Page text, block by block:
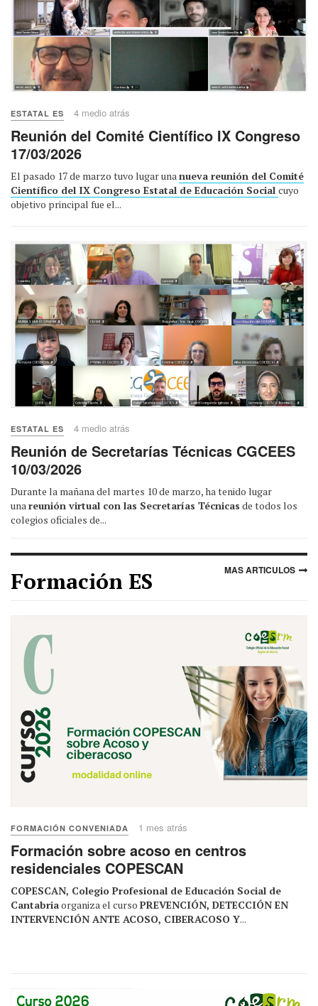
ESTATAL ES 4 medio atrás
Reunión del Comité Científico IX Congreso
17/03/2026
El pasado 17 de marzo tuvo lugar unanueva reunión del Comité
Científico del IX Congreso Estatal de Educación Social cuyo
objetivo principal fue el...
ESTATAL ES 4 medio atrás
Reunión de Secretarías Técnicas CGCEES
10/03/2026
Durante la mañana del martes 10 de marzo, ha tenido lugar
unareunión virtual con las Secretarías Técnicas de todos los
colegios oficiales de...
Formación ES MAS ARTICULOS
FORMACIÓN CONVENIADA 1 mes atrás
Formación sobre acoso en centros
residenciales COPESCAN
COPESCAN, Colegio Profesional de Educación Social de
Cantabriaorganiza el curso PREVENCIÓN, DETECCIÓN EN
INTERVENCIÓN ANTE ACOSO, CIBERACOSO Y...